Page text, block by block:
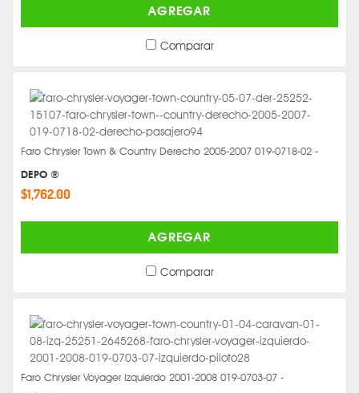
AGREGAR
Comparar
Faro Chrysler Town & Country Derecho 2005-2007 019-0718-02 -
DEPO ®
$1,762.00
AGREGAR
Comparar
Faro Chrysler Voyager Izquierdo 2001-2008 019-0703-07 -